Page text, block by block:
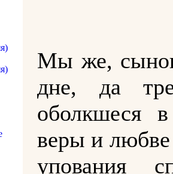
Мы же,
дне, да
оболкшеся
веры и
упования